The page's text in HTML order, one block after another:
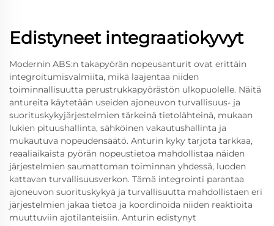
Edistyneet integraatiokyvyt
Modernin ABS:n takapyörän nopeusanturit ovat erittäin
integroitumisvalmiita, mikä laajentaa niiden
toiminnallisuutta perustrukkapyörästön ulkopuolelle. Näitä
antureita käytetään useiden ajoneuvon turvallisuus- ja
suorituskykyjärjestelmien tärkeinä tietolähteinä, mukaan
lukien pituushallinta, sähköinen vakautushallinta ja
mukautuva nopeudensäätö. Anturin kyky tarjota tarkkaa,
reaaliaikaista pyörän nopeustietoa mahdollistaa näiden
järjestelmien saumattoman toiminnan yhdessä, luoden
kattavan turvallisuusverkon. Tämä integrointi parantaa
ajoneuvon suorituskykyä ja turvallisuutta mahdollistaen eri
järjestelmien jakaa tietoa ja koordinoida niiden reaktioita
muuttuviin ajotilanteisiin. Anturin edistynyt